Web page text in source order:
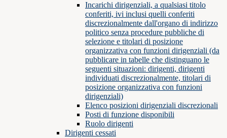
Incarichi dirigenziali, a qualsiasi titolo
conferiti, ivi inclusi quelli conferiti
discrezionalmente dall'organo di indirizzo
politico senza procedure pubbliche di
selezione e titolari di posizione
organizzativa con funzioni dirigenziali (da
pubblicare in tabelle che distinguano le
seguenti situazioni: dirigenti, dirigenti
individuati discrezionalmente, titolari di
posizione organizzativa con funzioni
dirigenziali)
Elenco posizioni dirigenziali discrezionali
Posti di funzione disponibili
Ruolo dirigenti
Dirigenti cessati